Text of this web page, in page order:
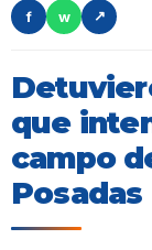
f
w ↗
que
campo
Posadas